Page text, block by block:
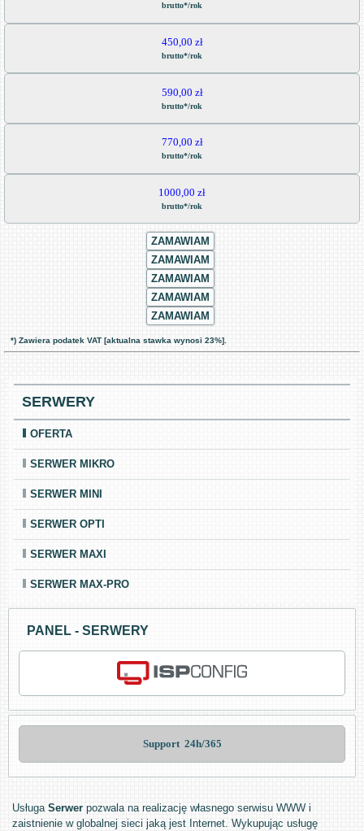
brutto*/rok
450,00 zł
brutto*/rok
590,00 zł
brutto*/rok
770,00 zł
brutto*/rok
1000,00 zł
brutto*/rok
ZAMAWIAM
ZAMAWIAM
ZAMAWIAM
ZAMAWIAM
ZAMAWIAM
*)Zawiera podatek VAT [aktualna stawka wynosi 23%].
SERWERY
OFERTA
SERWER MIKRO
SERWER MINI
SERWER OPTI
SERWER MAXI
SERWER MAX-PRO
PANEL - SERWERY
Support  24h/365
UsługaSerwerpozwala na realizację własnego serwisu WWW i
zaistnienie w globalnej sieci jaką jest Internet. Wykupując usługę